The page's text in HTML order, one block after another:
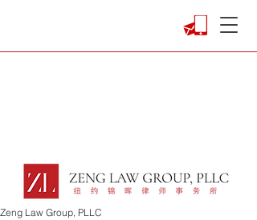
Zeng Law Group, PLLC